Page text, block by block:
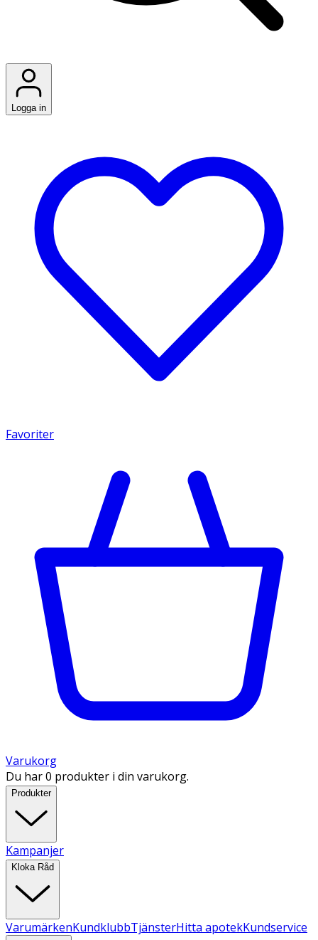
Logga in
Favoriter
Varukorg
Du har 0 produkter i din varukorg.
Produkter
Kampanjer
Kloka Råd
VarumärkenKundklubbTjänsterHitta apotekKundservice